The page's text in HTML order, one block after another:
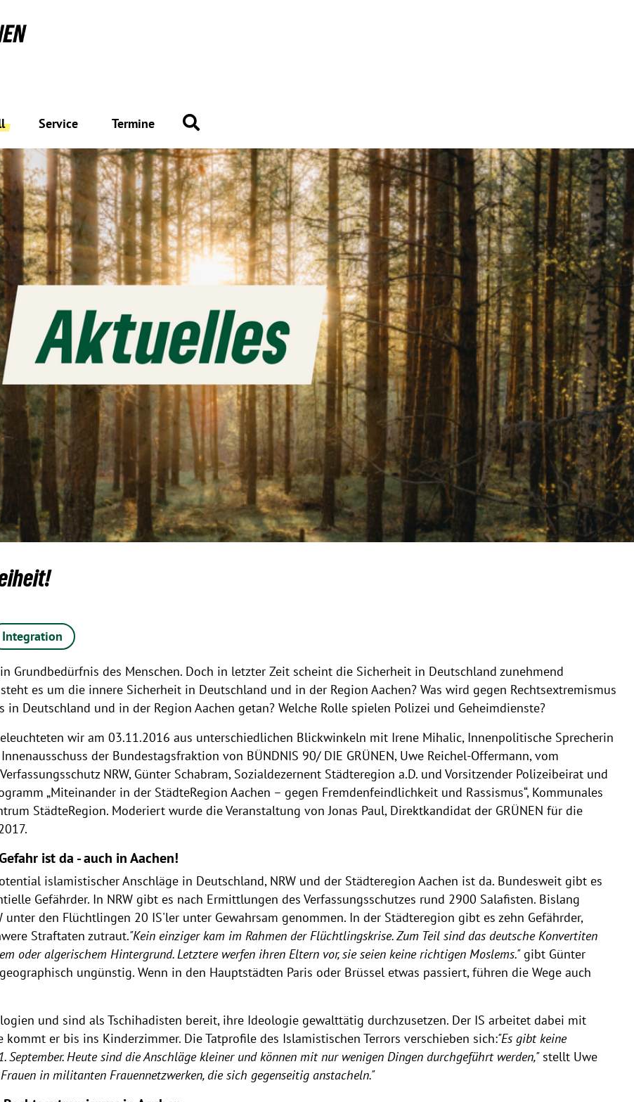
Service Termine
Integration
Grundbedürfnis des Menschen. Doch in letzter Zeit scheint die Sicherheit in Deutschland zunehmend
es um die innere Sicherheit in Deutschland und in der Region Aachen? Was wird gegen Rechtsextremismus
in Deutschland und in der Region Aachen getan? Welche Rolle spielen Polizei und Geheimdienste?
wir am 03.11.2016 aus unterschiedlichen Blickwinkeln mit Irene Mihalic, Innenpolitische Sprecherin
der Bundestagsfraktion von BÜNDNIS 90/ DIE GRÜNEN, Uwe Reichel-Offermann, vom
NRW, Günter Schabram, Sozialdezernent Städteregion a.D. und Vorsitzender Polizeibeirat und
„Miteinander in der StädteRegion Aachen – gegen Fremdenfeindlichkeit und Rassismus“, Kommunales
StädteRegion. Moderiert wurde die Veranstaltung von Jonas Paul, Direktkandidat der GRÜNEN für die
ist da - auch in Aachen!
islamistischer Anschläge in Deutschland, NRW und der Städteregion Aachen ist da. Bundesweit gibt es
Gefährder. In NRW gibt es nach Ermittlungen des Verfassungsschutzes rund 2900 Salafisten. Bislang
unter den Flüchtlingen 20 IS'ler unter Gewahrsam genommen. In der Städteregion gibt es zehn Gefährder,
Straftaten zutraut."Kein einziger kam im Rahmen der Flüchtlingskrise. Zum Teil sind das deutsche Konvertiten
oder algerischem Hintergrund. Letztere werfen ihren Eltern vor, sie seien keine richtigen Moslems."gibt Günter
ungünstig. Wenn in den Hauptstädten Paris oder Brüssel etwas passiert, führen die Wege auch
und sind als Tschihadisten bereit, ihre Ideologie gewalttätig durchzusetzen. Der IS arbeitet dabei mit
er bis ins Kinderzimmer. Die Tatprofile des Islamistischen Terrors verschieben sich:"Es gibt keine
Heute sind die Anschläge kleiner und können mit nur wenigen Dingen durchgeführt werden,"stellt Uwe
in militanten Frauennetzwerken, die sich gegenseitig anstacheln."